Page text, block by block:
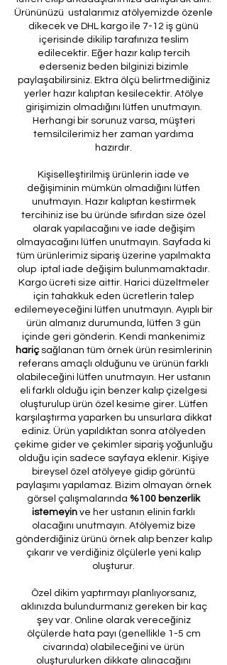
Ürününüzü ustalarımız atölyemizde özenle
dikecek ve DHL kargo ile 7-12 iş günü
içerisinde dikilip tarafınıza teslim
edilecektir. Eğer hazır kalıp tercih
ederseniz beden bilginizi bizimle
paylaşabilirsiniz. Ektra ölçü belirtmediğiniz
yerler hazır kalıptan kesilecektir. Atölye
girişimizin olmadığını lütfen unutmayın.
Herhangi bir sorunuz varsa, müşteri
temsilcilerimiz her zaman yardıma
hazırdır.
Kişiselleştirilmiş ürünlerin iade ve
değişiminin mümkün olmadığını lütfen
unutmayın. Hazır kalıptan kestirmek
tercihiniz ise bu üründe sıfırdan size özel
olarak yapılacağını ve iade değişim
olmayacağını lütfen unutmayın. Sayfada ki
tüm ürünlerimiz sipariş üzerine yapılmakta
olup iptal iade değişim bulunmamaktadır.
Kargo ücreti size aittir. Harici düzeltmeler
için tahakkuk eden ücretlerin talep
edilemeyeceğini lütfen unutmayın. Ayıplı bir
ürün almanız durumunda, lütfen 3 gün
içinde geri gönderin. Kendi mankenimiz
hariçsağlanan tüm örnek ürün resimlerinin
referans amaçlı olduğunu ve ürünün farklı
olabileceğini lütfen unutmayın. Her ustanın
eli farklı olduğu için benzer kalıp çizelgesi
oluşturulup ürün özel kesime girer. Lütfen
karşılaştırma yaparken bu unsurlara dikkat
ediniz. Ürün yapıldıktan sonra atölyeden
çekime gider ve çekimler sipariş yoğunluğu
olduğu için sadece sayfaya eklenir. Kişiye
bireysel özel atölyeye gidip görüntü
paylaşımı yapılamaz. Bizim olmayan örnek
görsel çalışmalarında %100 benzerlik
istemeyin ve her ustanın elinin farklı
olacağını unutmayın. Atölyemiz bize
gönderdiğiniz ürünü örnek alıp benzer kalıp
çıkarır ve verdiğiniz ölçülerle yeni kalıp
oluşturur.
Özel dikim yaptırmayı planlıyorsanız,
aklınızda bulundurmanız gereken bir kaç
şey var. Online olarak vereceğiniz
ölçülerde hata payı (genellikle 1-5 cm
civarında) olabileceğini ve ürün
oluşturulurken dikkate alınacağını